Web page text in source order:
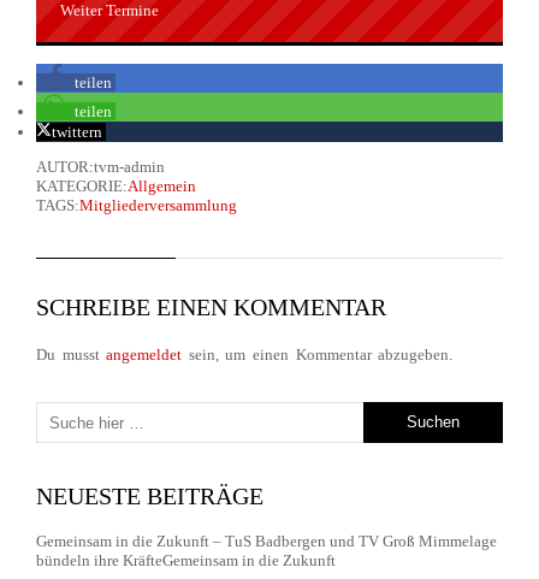
Weiter Termine
teilen
teilen
twittern
AUTOR:tvm-admin
KATEGORIE:Allgemein
TAGS:Mitgliederversammlung
SCHREIBE EINEN KOMMENTAR
Du musstangemeldet sein, um einen Kommentar abzugeben.
NEUESTE BEITRÄGE
Gemeinsam in die Zukunft – TuS Badbergen und TV Groß Mimmelage
bündeln ihre KräfteGemeinsam in die Zukunft